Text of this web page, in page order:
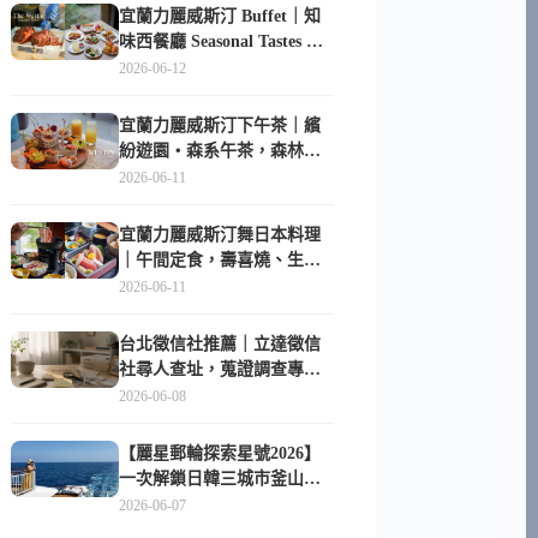
宜蘭力麗威斯汀 Buffet｜知
味西餐廳 Seasonal Tastes 晚
餐早餐吃什麼？
2026-06-12
宜蘭力麗威斯汀下午茶｜繽
紛遊園・森系午茶，森林系
甜點超好拍
2026-06-11
宜蘭力麗威斯汀舞日本料理
｜午間定食，壽喜燒、生魚
片與日式包廂空間
2026-06-11
台北徵信社推薦｜立達徵信
社尋人查址，蒐證調查專家
陪你找回失聯的家人
2026-06-08
【麗星郵輪探索星號2026】
一次解鎖日韓三城市釜山、
長崎、那霸｜餐點升級、表
2026-06-07